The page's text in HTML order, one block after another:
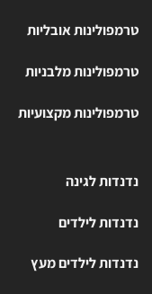
טרמפולינות אובליות
טרמפולינות מלבניות
טרמפולינות מקצועיות
נדנדות לגינה
נדנדות לילדים
נדנדות לילדים מעץ